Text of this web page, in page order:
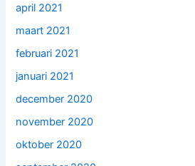
april 2021
maart 2021
februari 2021
januari 2021
december 2020
november 2020
oktober 2020